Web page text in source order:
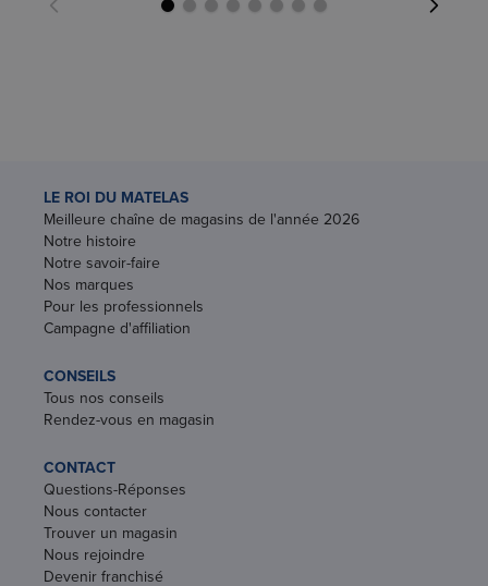
LE ROI DU MATELAS
Meilleure chaîne de magasins de l'année 2026
Notre histoire
Notre savoir-faire
Nos marques
Pour les professionnels
Campagne d'affiliation
CONSEILS
Tous nos conseils
Rendez-vous en magasin
CONTACT
Questions-Réponses
Nous contacter
Trouver un magasin
Nous rejoindre
Devenir franchisé